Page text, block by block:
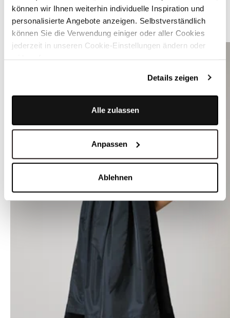
können wir Ihnen weiterhin individuelle Inspiration und
personalisierte Angebote anzeigen. Selbstverständlich
können Sie die Verwendung einiger oder aller Cookies
jederzeit in unseren Cookie-Einstellungen ändern oder
Details zeigen
Alle zulassen
Anpassen
Ablehnen
DAS PASST DAZU